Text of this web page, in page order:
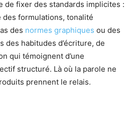
de fixer des standards implicites :
formulations, tonalité
des normes graphiques ou des
des habitudes d’écriture, de
qui témoignent d’une
structuré. Là où la parole ne
prennent le relais.